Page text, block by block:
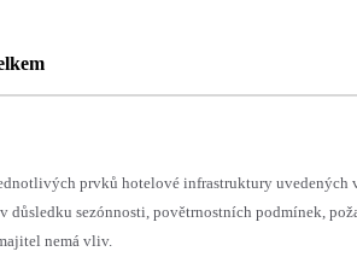
prvků hotelové infrastruktury uvedených
důsledku sezónnosti, povětrnostních podmínek,
nemá vliv.